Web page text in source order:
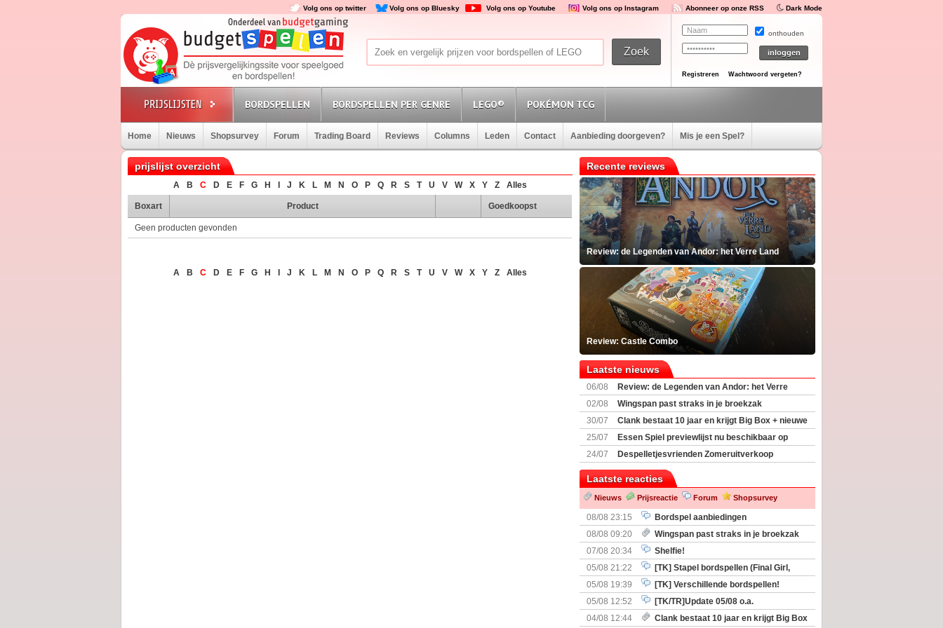
Volg ons op twitter Volg ons op Bluesky Volg ons op Youtube Volg ons op Instagram Abonneer op onze RSS Dark Mode
onthouden
Registreren Wachtwoord vergeten?
BORDSPELLEN BORDSPELLEN PER GENRE LEGO® POKÉMON TCG
Home Nieuws Shopsurvey Forum Trading Board Reviews Columns Leden Contact Aanbieding doorgeven? Mis je een Spel?
prijslijst overzicht
A B C D E F G H J K L M N O P Q R S T U V W X Y Z Alles
Boxart Product Goedkoopst
Geen producten gevonden
A B C D E F G H J K L M N O P Q R S T U V W X Y Z Alles
Recente reviews
Review: de Legenden van Andor: het Verre Land
Review: Castle Combo
Laatste nieuws
06/08
Review: de Legenden van Andor: het Verre
Land
02/08
Wingspan past straks in je broekzak
30/07
Clank bestaat 10 jaar en krijgt Big Box + nieuwe
uitbreiding
25/07
Essen Spiel previewlijst nu beschikbaar op
Boardgamegeek
24/07
Despelletjesvrienden Zomeruitverkoop
Laatste reacties
Nieuws Prijsreactie Forum Shopsurvey
08/08 23:15
Bordspel aanbiedingen
08/08 09:20
Wingspan past straks in je broekzak
07/08 20:34
Shelfie!
05/08 21:22
[TK] Stapel bordspellen (Final Girl,
Nemesis Retaliation, Zombicide Invader)
05/08 19:39
[TK] Verschillende bordspellen!
05/08 12:52
[TK/TR]Update 05/08 o.a.
Prijsverlagingen, Imperium Horizons, 20 Strong
04/08 12:44
Clank bestaat 10 jaar en krijgt Big Box